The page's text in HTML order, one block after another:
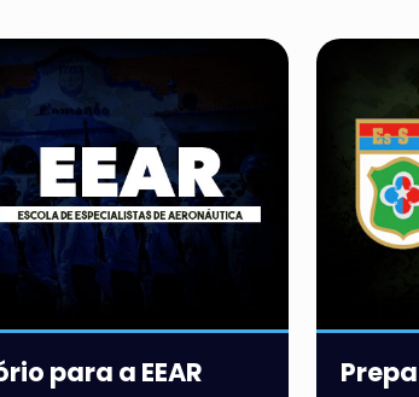
para a EEAR